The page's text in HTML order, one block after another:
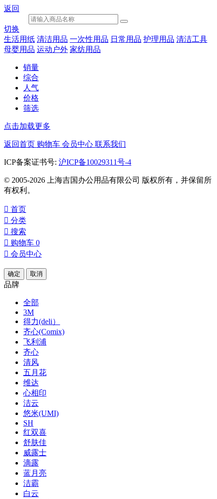
返回
切换
生活用纸 清洁用品 一次性用品 日常用品 护理用品 清洁工具
母婴用品 运动户外 家纺用品
销量
综合
人气
价格
筛选
点击加载更多
返回首页 购物车 会员中心 联系我们
ICP备案证书号: 沪ICP备10029311号-4
© 2005-2026 上海吉国办公用品有限公司 版权所有，并保留所
有权利。
 首页
 分类
 搜索
 购物车 0
 会员中心
确定 取消
品牌
全部
3M
得力(deli）
齐心(Comix)
飞利浦
齐心
清风
五月花
维达
心相印
洁云
悠米(UMI)
SH
红双喜
舒肤佳
威露士
滴露
蓝月亮
洁霸
白云